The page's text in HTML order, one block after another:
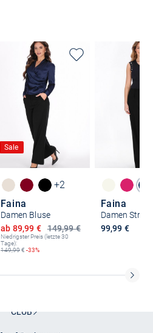
Sale
+2
Faina
Damen Bluse
149,99 €
Ermäßigter Preis
ab 89,99 €
Niedrigster Preis (letzte 30
Tage):
149,99€ -33%
Faina
Damen
99,99 €